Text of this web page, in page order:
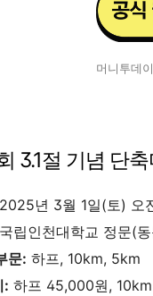
머니투데
3.1절 기념 단
2025년 3월 1일(토) 오
국립인천대학교 정문(
문: 하프, 10km, 5km
: 하프 45,000원,